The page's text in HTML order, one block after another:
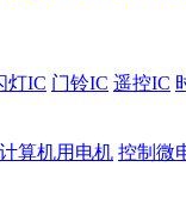
灯IC 门铃IC 遥控IC
计算机用电机 控制微